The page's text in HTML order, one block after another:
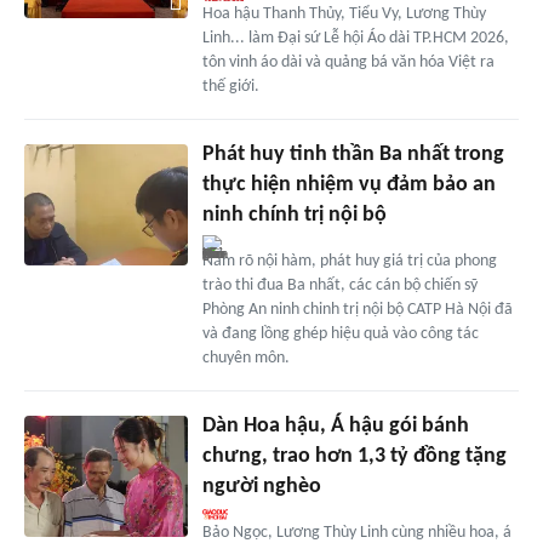
Hoa hậu Thanh Thủy, Tiểu Vy, Lương Thùy
Linh... làm Đại sứ Lễ hội Áo dài TP.HCM 2026,
tôn vinh áo dài và quảng bá văn hóa Việt ra
thế giới.
Phát huy tinh thần Ba nhất trong
thực hiện nhiệm vụ đảm bảo an
ninh chính trị nội bộ
Nắm rõ nội hàm, phát huy giá trị của phong
trào thi đua Ba nhất, các cán bộ chiến sỹ
Phòng An ninh chinh trị nội bộ CATP Hà Nội đã
và đang lồng ghép hiệu quả vào công tác
chuyên môn.
Dàn Hoa hậu, Á hậu gói bánh
chưng, trao hơn 1,3 tỷ đồng tặng
người nghèo
Bảo Ngọc, Lương Thùy Linh cùng nhiều hoa, á